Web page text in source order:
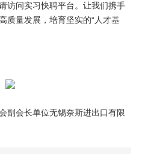
问实习快聘平台。让我们携手
质量发展，培育坚实的“人才基
会长单位无锡奈斯进出口有限